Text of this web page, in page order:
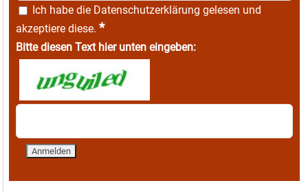
Ich habe die Datenschutzerklärung gelesen und
akzeptiere diese. *
Bitte diesen Text hier unten eingeben: